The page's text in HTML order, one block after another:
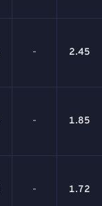
- 2.45
- 1.85
- 1.72